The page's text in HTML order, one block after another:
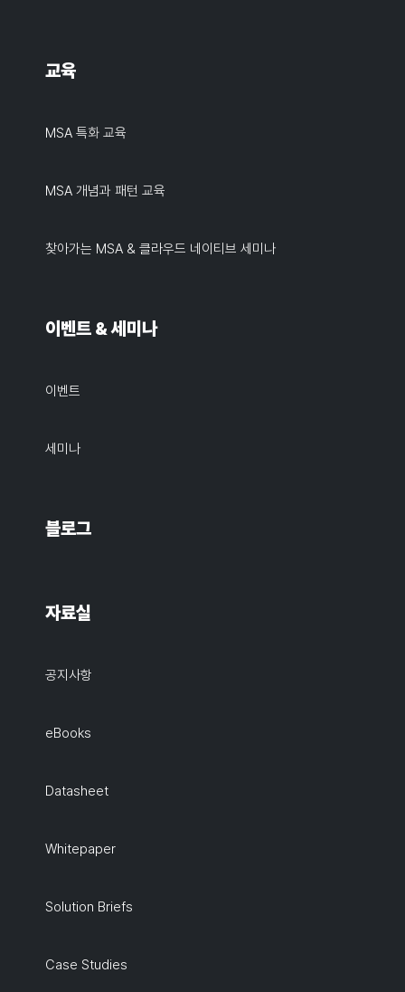
교육
MSA 특화 교육
MSA 개념과 패턴 교육
찾아가는 MSA & 클라우드 네이티브 세미나
이벤트 & 세미나
이벤트
세미나
블로그
자료실
공지사항
eBooks
Datasheet
Whitepaper
Solution Briefs
Case Studies